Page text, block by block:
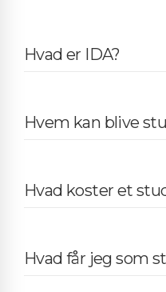
Hvad er IDA?
Hvem kan blive
Hvad koster et
Hvad får jeg som